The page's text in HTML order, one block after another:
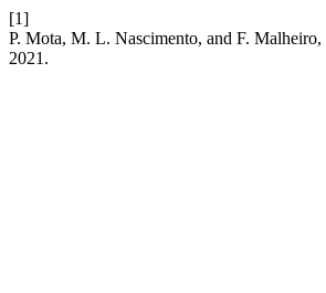
[1]
P. Mota, M. L. Nascimento, and F.
2021.